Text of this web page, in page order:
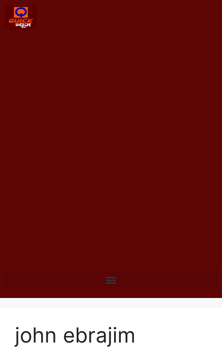
john ebrajim